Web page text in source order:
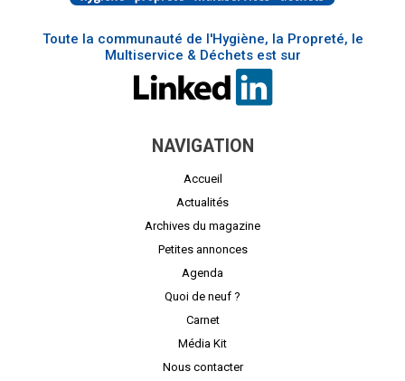
Toute la communauté de l'Hygiène, la Propreté, le
Multiservice & Déchets est sur
NAVIGATION
Accueil
Actualités
Archives du magazine
Petites annonces
Agenda
Quoi de neuf ?
Carnet
Média Kit
Nous contacter